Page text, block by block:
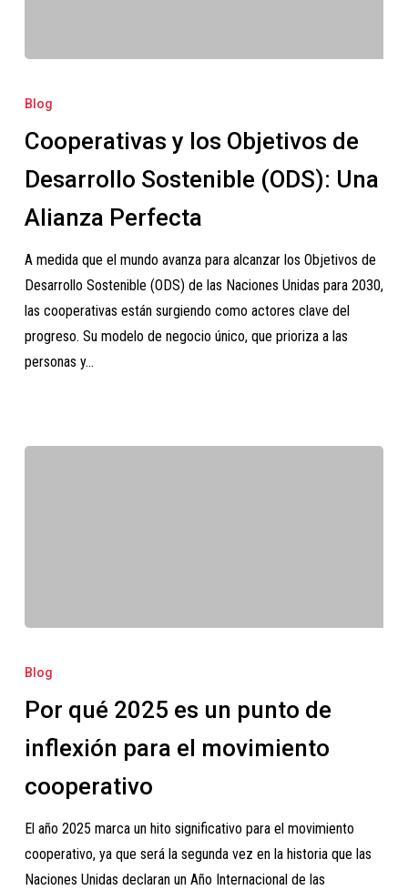
y
Objetivos
de
Sostenible
Blog
Cooperativas y los Objetivos de
Desarrollo Sostenible (ODS): Una
Alianza Perfecta
A medida que el mundo avanza para alcanzar los Objetivos de
Desarrollo Sostenible (ODS) de las Naciones Unidas para 2030,
las cooperativas están surgiendo como actores clave del
progreso. Su modelo de negocio único, que prioriza a las
personas y…
qué
es
un
de
Blog
Por qué 2025 es un punto de
inflexión para el movimiento
cooperativo
El año 2025 marca un hito significativo para el movimiento
cooperativo, ya que será la segunda vez en la historia que las
Naciones Unidas declaran un Año Internacional de las